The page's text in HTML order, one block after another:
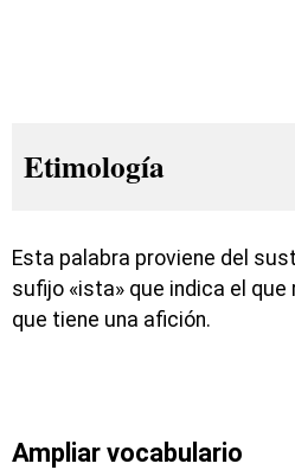
Etimología
Esta palabra proviene del
sufijo «ista» que indica el
que tiene una afición.
Ampliar vocabulario